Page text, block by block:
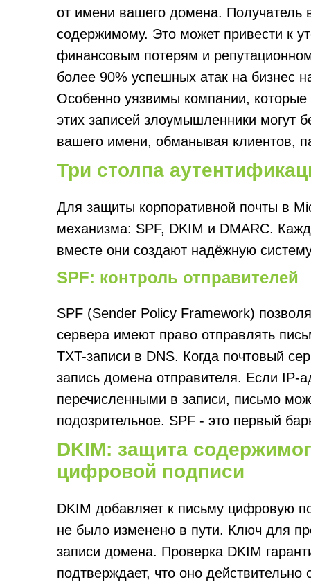
от имени вашего домена. Получатель
содержимому. Это может привести к
финансовым потерям и
более 90% успешных атак на бизнес
Особенно уязвимы компании,
этих записей злоумышленники могут
вашего имени, обманывая клиентов,
Три столпа
Для защиты корпоративной почты в
механизма: SPF, DKIM и DMARC.
вместе они создают надёжную
SPF: контроль отправителей
SPF (Sender Policy Framework)
сервера имеют право отправлять
TXT-записи в DNS. Когда почтовый
запись домена отправителя. Если IP-
перечисленными в записи, письмо
подозрительное. SPF - это первый
DKIM: защита
цифровой подписи
DKIM добавляет к письму цифровую
не было изменено в пути. Ключ для
записи домена. Проверка DKIM
подтверждает, что оно